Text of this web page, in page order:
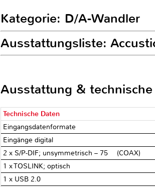
Kategorie: D/A-Wandler
Ausstattungsliste:
Ausstattung &
Technische Daten
Eingangsdatenformate
Eingänge digital
2 x S/P-DIF; unsymmetrisch – 75 Ω (COAX)
1 x TOSLINK; optisch
1 x USB 2.0